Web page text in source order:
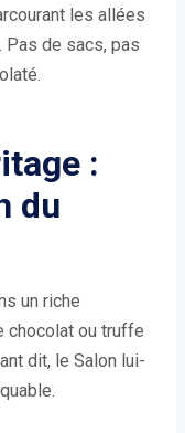
les allées
Pas de sacs, pas
:
du
un riche
chocolat ou truffe
dit, le Salon lui-